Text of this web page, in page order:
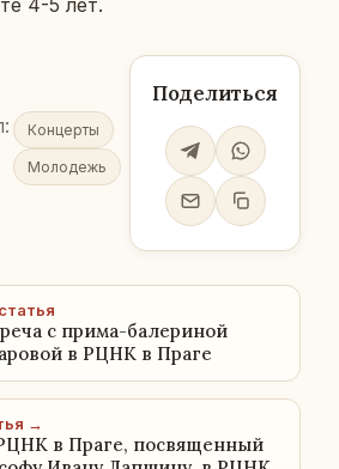
4-5 лет.
Концерты
Молодежь
Поделиться
с прима-балериной
в РЦНК в Праге
→
в Праге, посвященный